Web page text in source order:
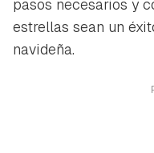
pasos necesarios y
estrellas sean un
navideña.